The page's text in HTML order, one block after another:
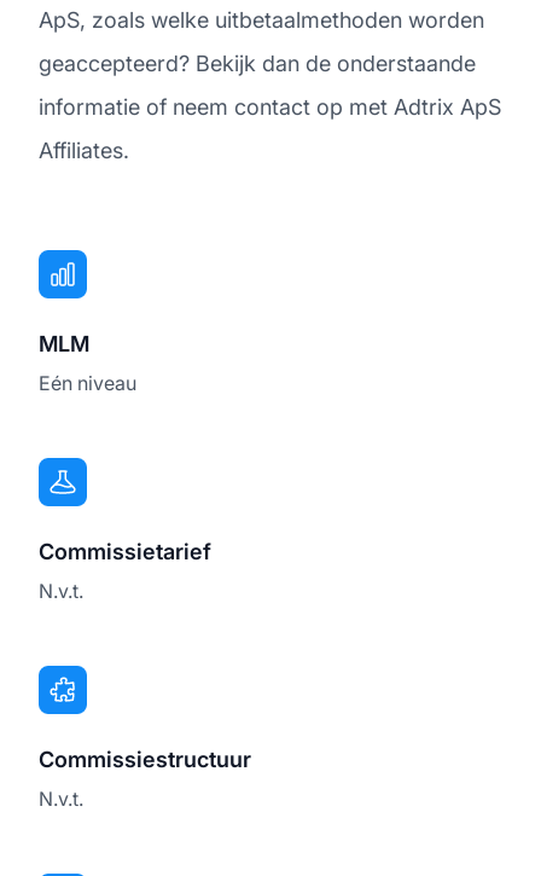
ApS, zoals welke uitbetaalmethoden worden
geaccepteerd? Bekijk dan de onderstaande
informatie of neem contact op met Adtrix ApS
Affiliates.
MLM
Eén niveau
Commissietarief
N.v.t.
Commissiestructuur
N.v.t.